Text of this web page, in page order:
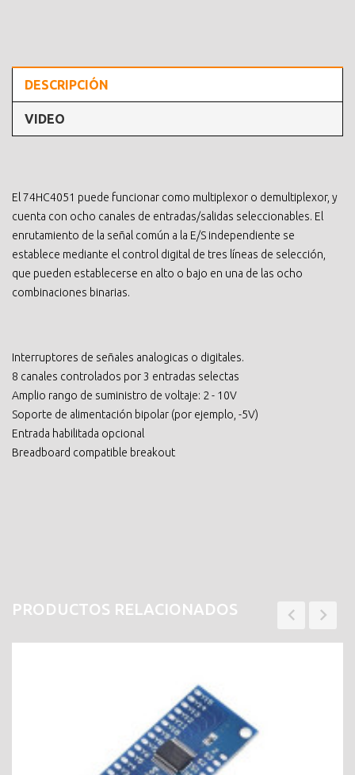
DESCRIPCIÓN
VIDEO
El 74HC4051 puede funcionar como multiplexor o demultiplexor, y
cuenta con ocho canales de entradas/salidas seleccionables. El
enrutamiento de la señal común a la E/S independiente se
establece mediante el control digital de tres líneas de selección,
que pueden establecerse en alto o bajo en una de las ocho
combinaciones binarias.
Interruptores de señales analogicas o digitales.
8 canales controlados por 3 entradas selectas
Amplio rango de suministro de voltaje: 2 - 10V
Soporte de alimentación bipolar (por ejemplo, -5V)
Entrada habilitada opcional
Breadboard compatible breakout
PRODUCTOS RELACIONADOS